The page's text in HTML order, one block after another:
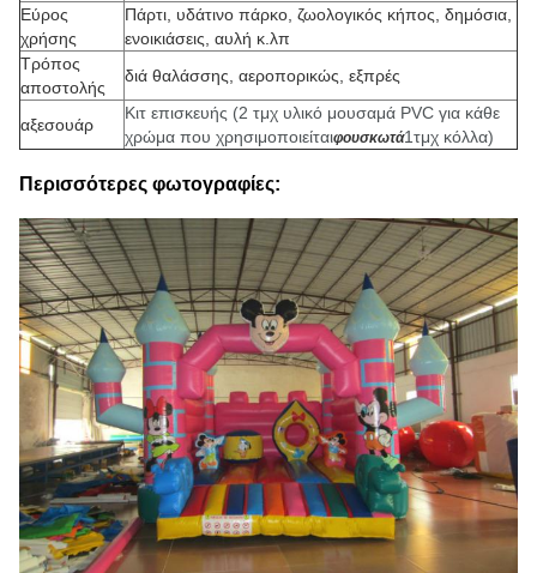
Εύρος
χρήσης
Πάρτι, υδάτινο πάρκο, ζωολογικός κήπος, δημόσια,
ενοικιάσεις, αυλή κ.λπ
Τρόπος
αποστολής
διά θαλάσσης, αεροπορικώς, εξπρές
αξεσουάρ
Κιτ επισκευής (2 τμχ υλικό μουσαμά PVC για κάθε
χρώμα που χρησιμοποιείταιφουσκωτά1τμχ κόλλα)
Περισσότερες φωτογραφίες: